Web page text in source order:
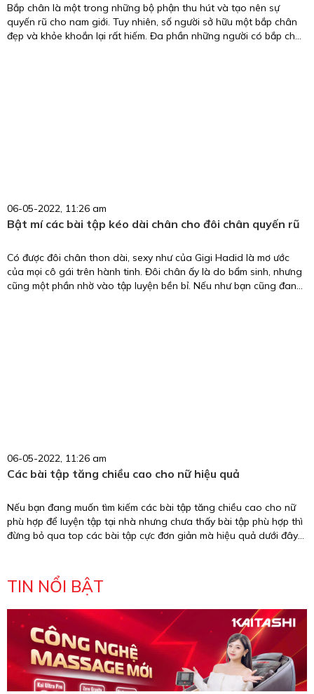
Bắp chân là một trong những bộ phận thu hút và tạo nên sự
quyến rũ cho nam giới. Tuy nhiên, số người sở hữu một bắp chân
đẹp và khỏe khoắn lại rất hiếm. Đa phần những người có bắp chân
06-05-2022, 11:26 am
Bật mí các bài tập kéo dài chân cho đôi chân quyến rũ
Có được đôi chân thon dài, sexy như của Gigi Hadid là mơ ước
của mọi cô gái trên hành tinh. Đôi chân ấy là do bẩm sinh, nhưng
cũng một phần nhờ vào tập luyện bền bỉ. Nếu như bạn cũng đang
06-05-2022, 11:26 am
Các‌ ‌bài‌ ‌tập‌ ‌tăng‌ ‌chiều‌ ‌cao‌ ‌cho‌ ‌nữ‌ ‌hiệu quả
Nếu bạn đang muốn tìm kiếm các bài tập tăng chiều cao cho nữ
phù hợp để luyện tập tại nhà nhưng chưa thấy bài tập phù hợp thì
đừng bỏ qua top các bài tập cực đơn giản mà hiệu quả dưới đây
TIN NỔI BẬT